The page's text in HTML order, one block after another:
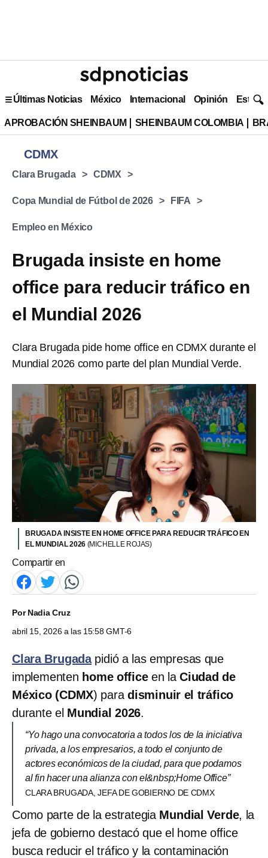
Últimas Noticias México Internacional Opinión Estilo
APROBACIÓN SHEINBAUM SHEINBAUM COLOMBIA
CDMX
Clara Brugada CDMX
Copa Mundial de Fútbol de 2026 FIFA
Empleo en México
Brugada insiste en home
office para reducir tráfico en
el Mundial 2026
Clara Brugada pide home office en CDMX durante el
Mundial 2026 como parte del plan Mundial Verde.
BRUGADA INSISTE EN HOME OFFICE PARA REDUCIR TRÁFICO EN
EL MUNDIAL 2026 (MICHELLE ROJAS)
Compartir en
PorNadia Cruz
abril 15, 2026 a las 15:58 GMT-6
Clara Brugadapidió a las empresas que
implementen home officeen laCiudad de
México (CDMX) paradisminuir el tráfico
durante el Mundial 2026.
“Yo hago una convocatoria a todos los de la iniciativa
privada, a los empresarios, a todo el conjunto de
actores económicos de la ciudad, para que podamos
al fin hacer una alianza con el&nbsp;Home Office”
CLARA BRUGADA, JEFA DE GOBIERNO DE CDMX
Como parte de la estrategia Mundial Verde, la
jefa de gobierno destacó que el home office
busca reducir el tráfico y la contaminación